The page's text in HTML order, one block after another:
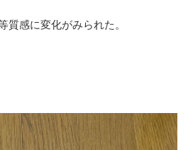
質感に変化がみられた。